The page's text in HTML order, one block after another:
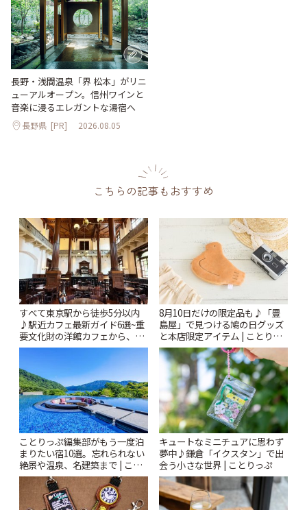
長野・浅間温泉「界 松本」がリニ
ューアルオープン。信州ワインと
音楽に浸るエレガントな湯宿へ
長野県 [PR] 2026.08.05
こちらの記事もおすすめ
すべて東京駅から徒歩5分以内
♪駅近カフェ最新ガイド6選~重
要文化財の洋館カフェから、改
札すぐのレトロ喫茶まで~ | こと
8月10日だけの限定品も♪「豊
島屋」で見つける鳩の日グッズ
と本店限定アイテム | ことりっ
ぷ
ことりっぷ編集部がもう一度泊
まりたい宿10選。忘れられない
絶景や温泉、名建築まで | こと
りっぷ
キュートなミニチュアに思わず
夢中♪鎌倉「イクスタン」で出
会う小さな世界 | ことりっぷ